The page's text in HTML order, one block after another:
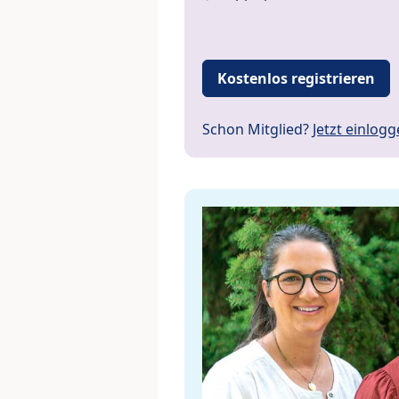
Kostenlos registrieren
Schon Mitglied? Jetzt